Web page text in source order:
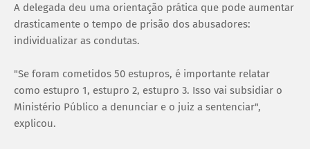
A delegada deu uma orientação prática que pode aumentar
drasticamente o tempo de prisão dos abusadores:
individualizar as condutas.
"Se foram cometidos 50 estupros, é importante relatar
como estupro 1, estupro 2, estupro 3. Isso vai subsidiar o
Ministério Público a denunciar e o juiz a sentenciar",
explicou.